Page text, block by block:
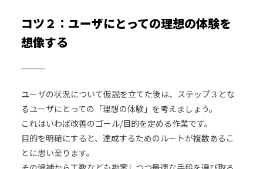
コツ２：ユーザにとっての理想の体験を
想像する
ユーザの状況について仮説を立てた後は、ステップ３とな
るユーザにとっての「理想の体験」を考えましょう。
これはいわば改善のゴール/目的を定める作業です。
目的を明確にすると、達成するためのルートが複数あるこ
とに思い至ります。